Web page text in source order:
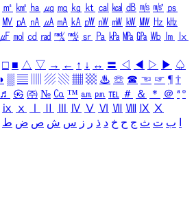
㎡ ㎢ ㏊ ㎍ ㎎ ㎏ ㏏ ㎈ ㎉ ㏈ ㎧ ㎨ ㎰
㎹ ㎀ ㎁ ㎂ ㎃ ㎄ ㎺ ㎻ ㎽ ㎾ ㎿ ㎐ ㎑
㎌ ㏖ ㏅ ㎭ ㎮ ㎯ ㏛ ㎩ ㎪ ㎫ ㎬ ㏝ ㏐
㏓
□ ■ △ ▽ → ← ↑ ↓ ↔ 〓 ◁ ◀ ▷ ▶ ♤
◑ ▒ ▤ ▨ ▧ ▦ ▩ ♨ ☏ ☎ ☜ ☞ ¶ †
♬ ㉿ ㈜ № ㏇ ™ ㏂ ㏘ ℡ ＃ ＆ ＊ ＠ ª º
ⅸ ⅹ Ⅳ Ⅴ Ⅵ Ⅶ Ⅷ Ⅸ Ⅹ
ب ت ث ج ح خ د ذ ر ز س ش ص ض ط